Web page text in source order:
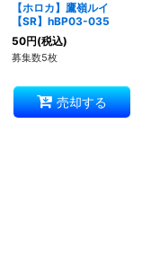
【ホロカ】鷹嶺ルイ
【SR】hBP03-035
50円(税込)
募集数5枚
売却する